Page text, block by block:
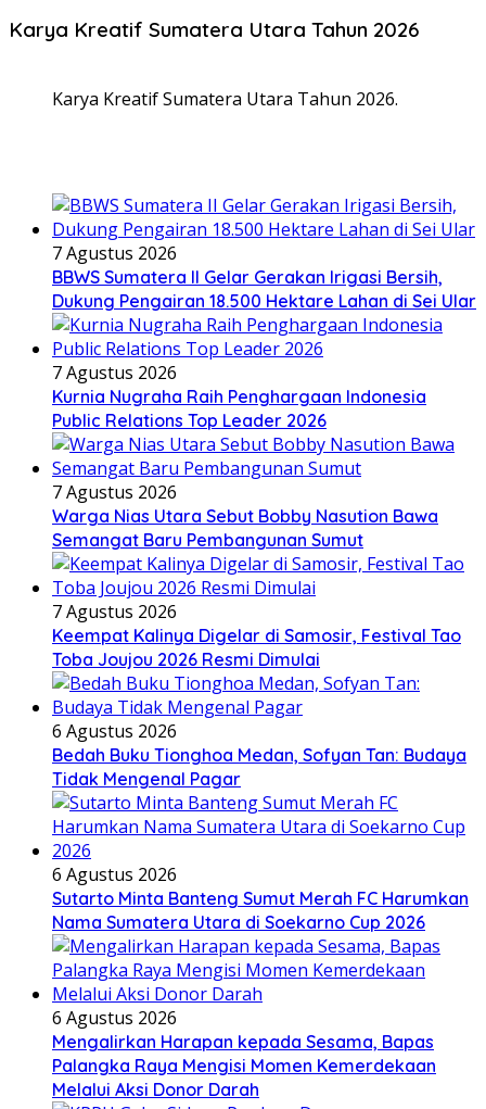
Karya Kreatif Sumatera Utara Tahun 2026
Karya Kreatif Sumatera Utara Tahun 2026.
7 Agustus 2026
BBWS Sumatera II Gelar Gerakan Irigasi Bersih,
Dukung Pengairan 18.500 Hektare Lahan di Sei Ular
7 Agustus 2026
Kurnia Nugraha Raih Penghargaan Indonesia
Public Relations Top Leader 2026
7 Agustus 2026
Warga Nias Utara Sebut Bobby Nasution Bawa
Semangat Baru Pembangunan Sumut
7 Agustus 2026
Keempat Kalinya Digelar di Samosir, Festival Tao
Toba Joujou 2026 Resmi Dimulai
6 Agustus 2026
Bedah Buku Tionghoa Medan, Sofyan Tan: Budaya
Tidak Mengenal Pagar
6 Agustus 2026
Sutarto Minta Banteng Sumut Merah FC Harumkan
Nama Sumatera Utara di Soekarno Cup 2026
6 Agustus 2026
Mengalirkan Harapan kepada Sesama, Bapas
Palangka Raya Mengisi Momen Kemerdekaan
Melalui Aksi Donor Darah